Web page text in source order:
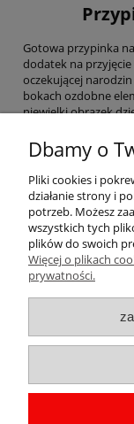
Gotowa przypinka
dodatek na przyjęcie
oczekującej
bokach ozdobne
niewielki obrazek
Przypinka o
Do kompletu
samym kolorze.
Dbamy o
Pliki cookies i
działanie strony i
potrzeb. Możesz
wszystkich tych
plików do swoich
Więcej o plikach
prywatności.